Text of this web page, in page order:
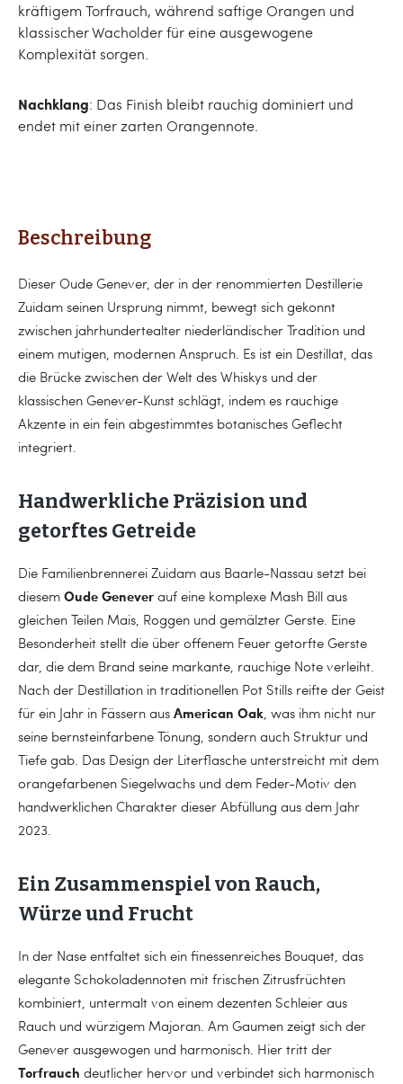
kräftigem Torfrauch, während saftige Orangen und
klassischer Wacholder für eine ausgewogene
Komplexität sorgen.
Nachklang: Das Finish bleibt rauchig dominiert und
endet mit einer zarten Orangennote.
Beschreibung
Dieser Oude Genever, der in der renommierten Destillerie
Zuidam seinen Ursprung nimmt, bewegt sich gekonnt
zwischen jahrhundertealter niederländischer Tradition und
einem mutigen, modernen Anspruch. Es ist ein Destillat, das
die Brücke zwischen der Welt des Whiskys und der
klassischen Genever-Kunst schlägt, indem es rauchige
Akzente in ein fein abgestimmtes botanisches Geflecht
integriert.
Handwerkliche Präzision und
getorftes Getreide
Die Familienbrennerei Zuidam aus Baarle-Nassau setzt bei
diesem Oude Genever auf eine komplexe Mash Bill aus
gleichen Teilen Mais, Roggen und gemälzter Gerste. Eine
Besonderheit stellt die über offenem Feuer getorfte Gerste
dar, die dem Brand seine markante, rauchige Note verleiht.
Nach der Destillation in traditionellen Pot Stills reifte der Geist
für ein Jahr in Fässern aus American Oak, was ihm nicht nur
seine bernsteinfarbene Tönung, sondern auch Struktur und
Tiefe gab. Das Design der Literflasche unterstreicht mit dem
orangefarbenen Siegelwachs und dem Feder-Motiv den
handwerklichen Charakter dieser Abfüllung aus dem Jahr
2023.
Ein Zusammenspiel von Rauch,
Würze und Frucht
In der Nase entfaltet sich ein finessenreiches Bouquet, das
elegante Schokoladennoten mit frischen Zitrusfrüchten
kombiniert, untermalt von einem dezenten Schleier aus
Rauch und würzigem Majoran. Am Gaumen zeigt sich der
Genever ausgewogen und harmonisch. Hier tritt der
Torfrauch deutlicher hervor und verbindet sich harmonisch